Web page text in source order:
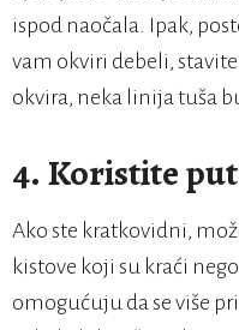
ispod naočala. Ipak,
vam okviri debeli,
okvira, neka linija tuša
4. Koristite
Ako ste kratkovidni,
kistove koji su kraći
omogućuju da se više